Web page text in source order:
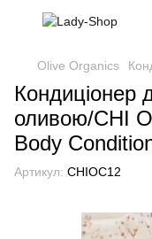
Olive Organics
Кондиціонер
оливою/CHI
Body
Артикул: CHIOC12